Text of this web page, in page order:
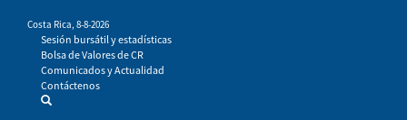
contenido
principal
Costa Rica, 8-8-2026
Sesión bursátil y estadísticas
Bolsa de Valores de CR
Comunicados y Actualidad
Contáctenos